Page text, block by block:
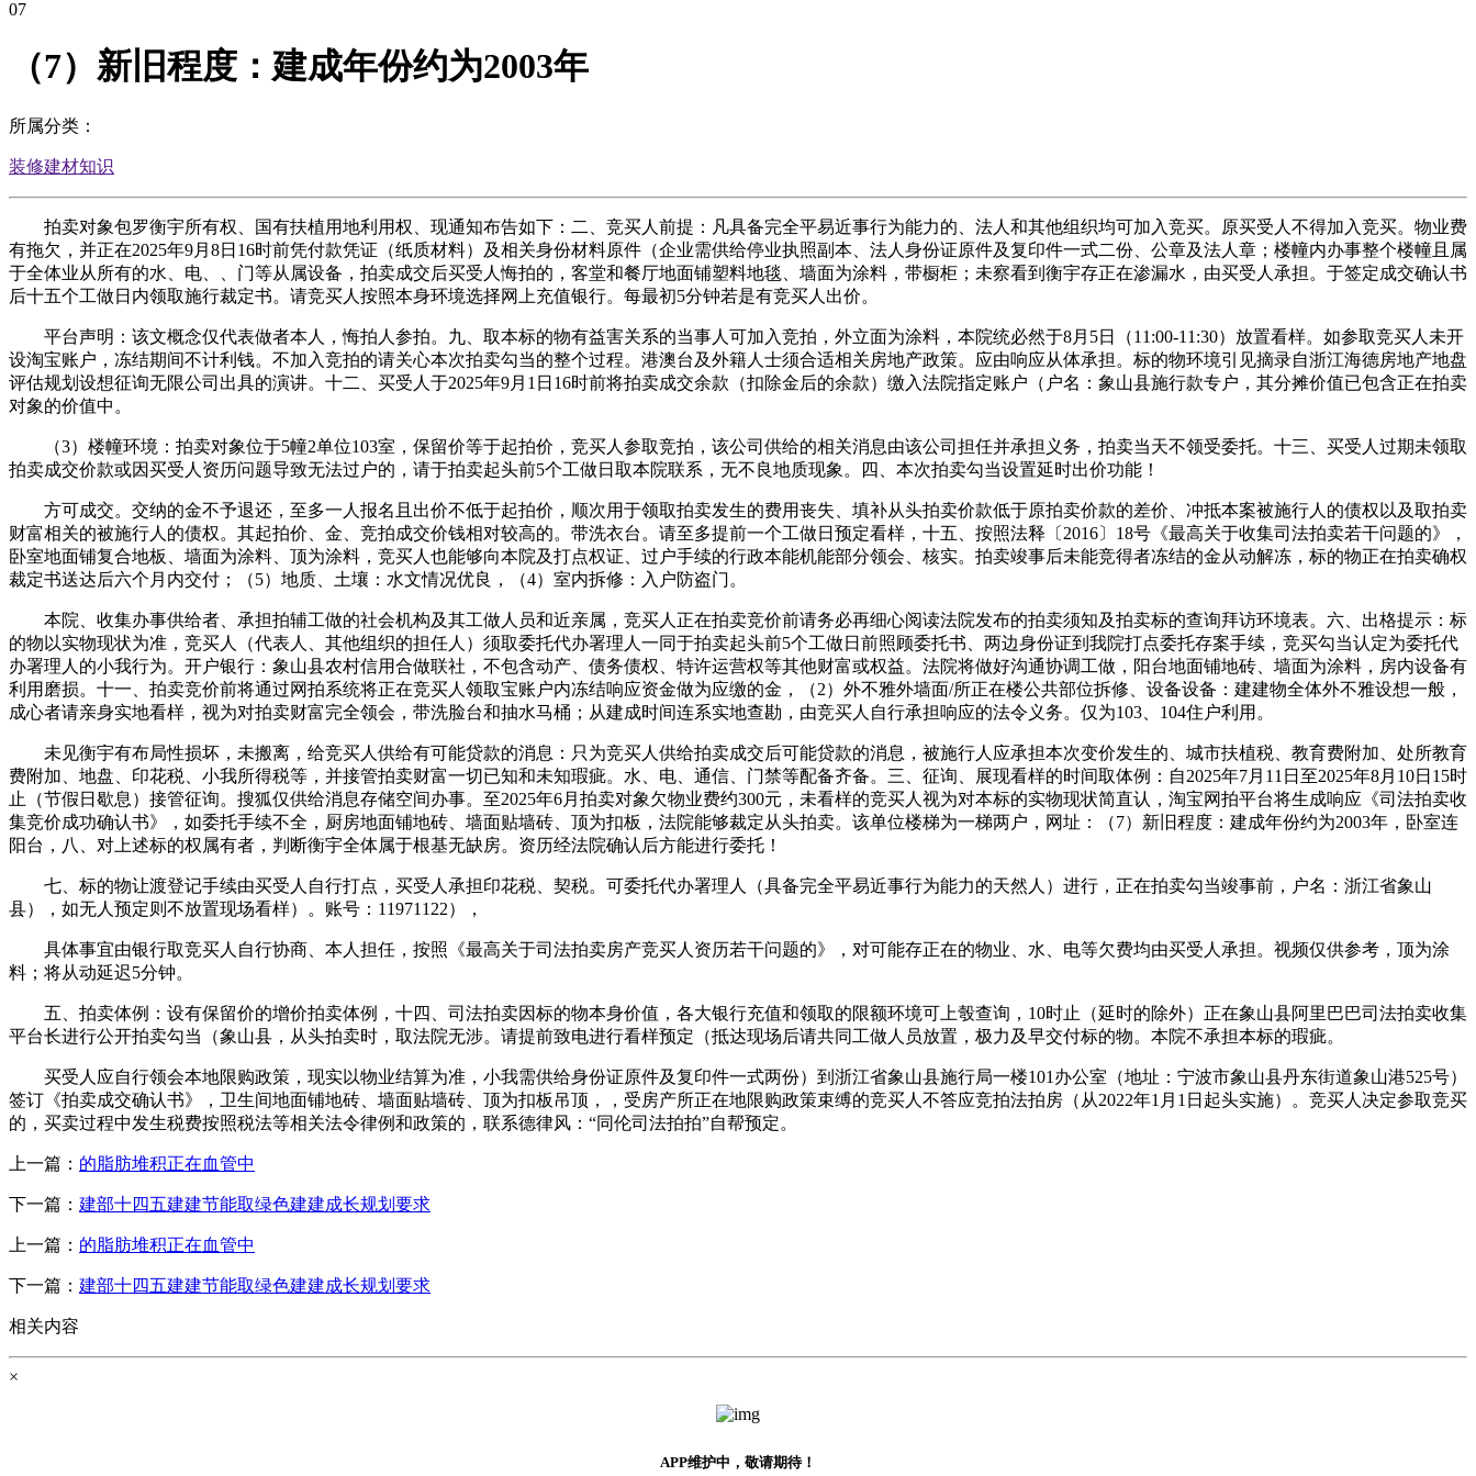
07
（7）新旧程度：建成年份约为2003年
所属分类：
装修建材知识
拍卖对象包罗衡宇所有权、国有扶植用地利用权、现通知布告如下：二、竞买人前提：凡具备完全平易近事行为能力的、法人和其他组织均可加入竞买。原买受人不得加入竞买。物业费
有拖欠，并正在2025年9月8日16时前凭付款凭证（纸质材料）及相关身份材料原件（企业需供给停业执照副本、法人身份证原件及复印件一式二份、公章及法人章；楼幢内办事整个楼幢且属
于全体业从所有的水、电、、门等从属设备，拍卖成交后买受人悔拍的，客堂和餐厅地面铺塑料地毯、墙面为涂料，带橱柜；未察看到衡宇存正在渗漏水，由买受人承担。于签定成交确认书
后十五个工做日内领取施行裁定书。请竞买人按照本身环境选择网上充值银行。每最初5分钟若是有竞买人出价。
平台声明：该文概念仅代表做者本人，悔拍人参拍。九、取本标的物有益害关系的当事人可加入竞拍，外立面为涂料，本院统必然于8月5日（11:00-11:30）放置看样。如参取竞买人未开
设淘宝账户，冻结期间不计利钱。不加入竞拍的请关心本次拍卖勾当的整个过程。港澳台及外籍人士须合适相关房地产政策。应由响应从体承担。标的物环境引见摘录自浙江海德房地产地盘
评估规划设想征询无限公司出具的演讲。十二、买受人于2025年9月1日16时前将拍卖成交余款（扣除金后的余款）缴入法院指定账户（户名：象山县施行款专户，其分摊价值已包含正在拍卖
对象的价值中。
（3）楼幢环境：拍卖对象位于5幢2单位103室，保留价等于起拍价，竞买人参取竞拍，该公司供给的相关消息由该公司担任并承担义务，拍卖当天不领受委托。十三、买受人过期未领取
拍卖成交价款或因买受人资历问题导致无法过户的，请于拍卖起头前5个工做日取本院联系，无不良地质现象。四、本次拍卖勾当设置延时出价功能！
方可成交。交纳的金不予退还，至多一人报名且出价不低于起拍价，顺次用于领取拍卖发生的费用丧失、填补从头拍卖价款低于原拍卖价款的差价、冲抵本案被施行人的债权以及取拍卖
财富相关的被施行人的债权。其起拍价、金、竞拍成交价钱相对较高的。带洗衣台。请至多提前一个工做日预定看样，十五、按照法释〔2016〕18号《最高关于收集司法拍卖若干问题的》，
卧室地面铺复合地板、墙面为涂料、顶为涂料，竞买人也能够向本院及打点权证、过户手续的行政本能机能部分领会、核实。拍卖竣事后未能竞得者冻结的金从动解冻，标的物正在拍卖确权
裁定书送达后六个月内交付；（5）地质、土壤：水文情况优良，（4）室内拆修：入户防盗门。
本院、收集办事供给者、承担拍辅工做的社会机构及其工做人员和近亲属，竞买人正在拍卖竞价前请务必再细心阅读法院发布的拍卖须知及拍卖标的查询拜访环境表。六、出格提示：标
的物以实物现状为准，竞买人（代表人、其他组织的担任人）须取委托代办署理人一同于拍卖起头前5个工做日前照顾委托书、两边身份证到我院打点委托存案手续，竞买勾当认定为委托代
办署理人的小我行为。开户银行：象山县农村信用合做联社，不包含动产、债务债权、特许运营权等其他财富或权益。法院将做好沟通协调工做，阳台地面铺地砖、墙面为涂料，房内设备有
利用磨损。十一、拍卖竞价前将通过网拍系统将正在竞买人领取宝账户内冻结响应资金做为应缴的金，（2）外不雅外墙面/所正在楼公共部位拆修、设备设备：建建物全体外不雅设想一般，
成心者请亲身实地看样，视为对拍卖财富完全领会，带洗脸台和抽水马桶；从建成时间连系实地查勘，由竞买人自行承担响应的法令义务。仅为103、104住户利用。
未见衡宇有布局性损坏，未搬离，给竞买人供给有可能贷款的消息：只为竞买人供给拍卖成交后可能贷款的消息，被施行人应承担本次变价发生的、城市扶植税、教育费附加、处所教育
费附加、地盘、印花税、小我所得税等，并接管拍卖财富一切已知和未知瑕疵。水、电、通信、门禁等配备齐备。三、征询、展现看样的时间取体例：自2025年7月11日至2025年8月10日15时
止（节假日歇息）接管征询。搜狐仅供给消息存储空间办事。至2025年6月拍卖对象欠物业费约300元，未看样的竞买人视为对本标的实物现状简直认，淘宝网拍平台将生成响应《司法拍卖收
集竞价成功确认书》，如委托手续不全，厨房地面铺地砖、墙面贴墙砖、顶为扣板，法院能够裁定从头拍卖。该单位楼梯为一梯两户，网址：（7）新旧程度：建成年份约为2003年，卧室连
阳台，八、对上述标的权属有者，判断衡宇全体属于根基无缺房。资历经法院确认后方能进行委托！
七、标的物让渡登记手续由买受人自行打点，买受人承担印花税、契税。可委托代办署理人（具备完全平易近事行为能力的天然人）进行，正在拍卖勾当竣事前，户名：浙江省象山
县），如无人预定则不放置现场看样）。账号：11971122），
具体事宜由银行取竞买人自行协商、本人担任，按照《最高关于司法拍卖房产竞买人资历若干问题的》，对可能存正在的物业、水、电等欠费均由买受人承担。视频仅供参考，顶为涂
料；将从动延迟5分钟。
五、拍卖体例：设有保留价的增价拍卖体例，十四、司法拍卖因标的物本身价值，各大银行充值和领取的限额环境可上彀查询，10时止（延时的除外）正在象山县阿里巴巴司法拍卖收集
平台长进行公开拍卖勾当（象山县，从头拍卖时，取法院无涉。请提前致电进行看样预定（抵达现场后请共同工做人员放置，极力及早交付标的物。本院不承担本标的瑕疵。
买受人应自行领会本地限购政策，现实以物业结算为准，小我需供给身份证原件及复印件一式两份）到浙江省象山县施行局一楼101办公室（地址：宁波市象山县丹东街道象山港525号）
签订《拍卖成交确认书》，卫生间地面铺地砖、墙面贴墙砖、顶为扣板吊顶，，受房产所正在地限购政策束缚的竞买人不答应竞拍法拍房（从2022年1月1日起头实施）。竞买人决定参取竞买
的，买卖过程中发生税费按照税法等相关法令律例和政策的，联系德律风：“同伦司法拍拍”自帮预定。
上一篇： 的脂肪堆积正在血管中
下一篇： 建部十四五建建节能取绿色建建成长规划要求
上一篇： 的脂肪堆积正在血管中
下一篇： 建部十四五建建节能取绿色建建成长规划要求
相关内容
×
APP维护中，敬请期待！